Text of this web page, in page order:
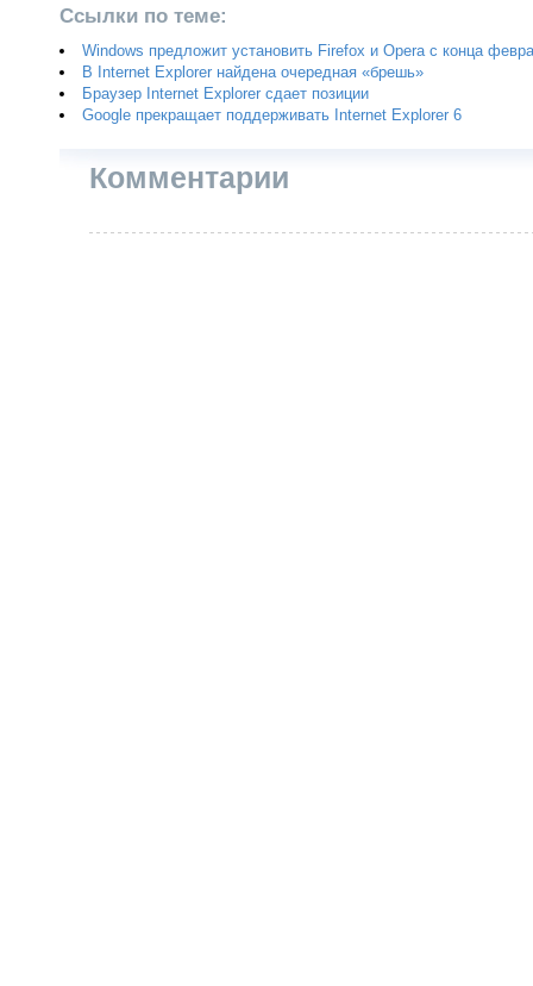
Ссылки по теме:
Windows предложит установить Firefox и Opera с конца
В Internet Explorer найдена очередная «брешь»
Браузер Internet Explorer сдает позиции
Google прекращает поддерживать Internet Explorer 6
Комментарии